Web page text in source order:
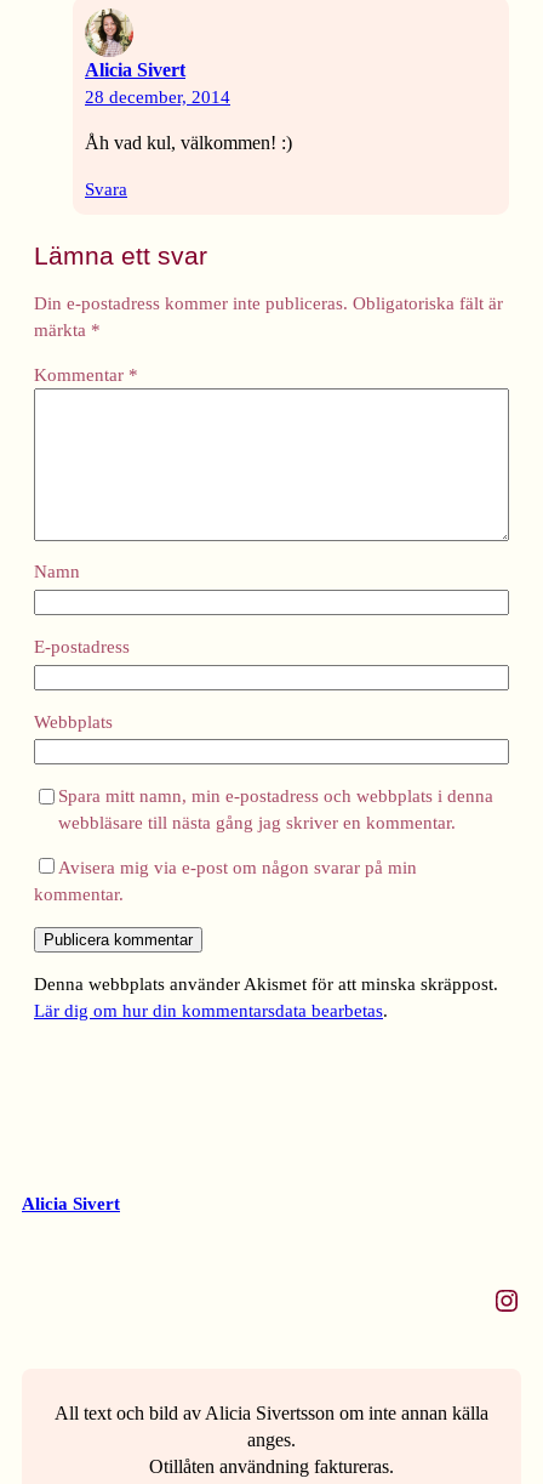
Alicia Sivert
28 december, 2014
Åh vad kul, välkommen! :)
Svara
Lämna ett svar
Din e-postadress kommer inte publiceras. Obligatoriska fält är
märkta *
Kommentar *
Namn
E-postadress
Webbplats
Spara mitt namn, min e-postadress och webbplats i denna
webbläsare till nästa gång jag skriver en kommentar.
Avisera mig via e-post om någon svarar på min
kommentar.
Denna webbplats använder Akismet för att minska skräppost.
Lär dig om hur din kommentarsdata bearbetas.
Alicia Sivert
Instagram
All text och bild av Alicia Sivertsson om inte annan källa
anges.
Otillåten användning faktureras.